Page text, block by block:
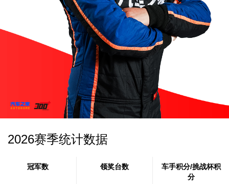
2026赛季统计数据
冠军数 领奖台数
车手积分/挑战杯积
分